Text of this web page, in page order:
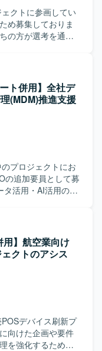
クトに参画してい
め募集しておりま
の方が選考を通過
クトマネジメント
には、プロジェク
ミュニケーション
システム（ERP／
務可視化、導入推
ただきます。さら
・営業企画の検
、内部監査などの
だきます。 【求
ながら、自走して
る方を求めており
の
クトに社員代替と
行力と事業企画・
ポジションです。
テークホルダーと
アに活きるマネジ
システム群を対象
ト併用】全社デ
(MDM)推進支援
プロジェクトにお
の追加要員として募
とし込み、MDM推
クトを推進してい
を作成し、ディス
ていただきます。
が未整備な状況で
昧なテーマを整理
めています。業務
のコミュニケーシ
魅
用の前提となるマ
として深く関与
用】航空業向け
クトのアシス
デバイス刷新プ
向けた企画や要件
を強化するための